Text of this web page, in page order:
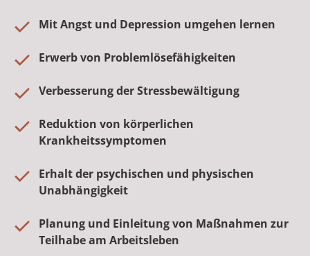
Mit Angst und Depression umgehen lernen
Erwerb von Problemlösefähigkeiten
Verbesserung der Stressbewältigung
Reduktion von körperlichen
Krankheitssymptomen
Erhalt der psychischen und physischen
Unabhängigkeit
Planung und Einleitung von Maßnahmen zur
Teilhabe am Arbeitsleben